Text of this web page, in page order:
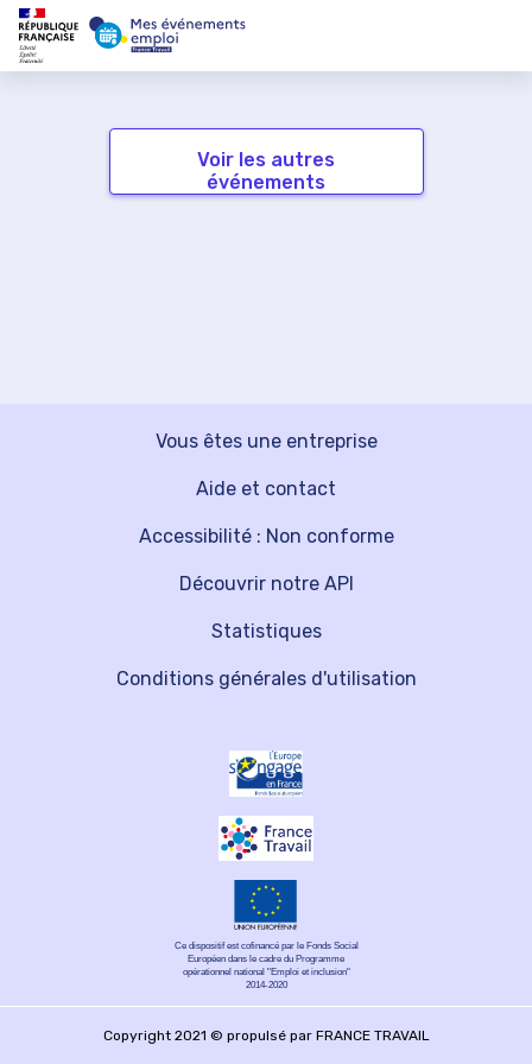
Voir les autres
événements
Vous êtes une entreprise
Découvrir notre API
Aide et contact
Statistiques
Accessibilité : Non conforme
Conditions générales d'utilisation
Ce dispositif est cofinancé par le Fonds Social
Européen dans le cadre du Programme
opérationnel national "Emploi et inclusion"
2014-2020
Copyright 2021 © propulsé par FRANCE TRAVAIL